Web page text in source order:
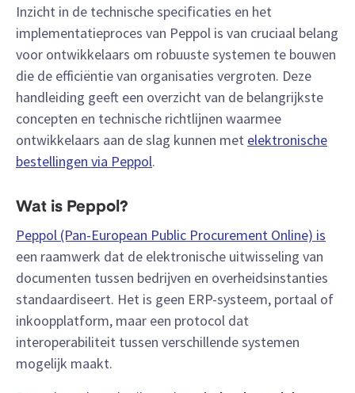
Inzicht in de technische specificaties en het
implementatieproces van Peppol is van cruciaal belang
voor ontwikkelaars om robuuste systemen te bouwen
die de efficiëntie van organisaties vergroten. Deze
handleiding geeft een overzicht van de belangrijkste
concepten en technische richtlijnen waarmee
ontwikkelaars aan de slag kunnen met elektronische
bestellingen via Peppol.
Wat is Peppol?
Peppol (Pan-European Public Procurement Online) is
een raamwerk dat de elektronische uitwisseling van
documenten tussen bedrijven en overheidsinstanties
standaardiseert. Het is geen ERP-systeem, portaal of
inkoopplatform, maar een protocol dat
interoperabiliteit tussen verschillende systemen
mogelijk maakt.